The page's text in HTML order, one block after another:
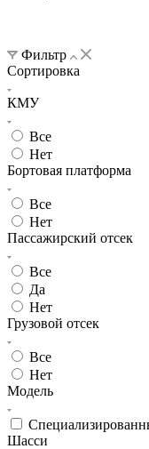
Фильтр
Сортировка
КМУ
Все
Нет
Бортовая платформа
Все
Нет
Пассажирский отсек
Все
Да
Нет
Грузовой отсек
Все
Нет
Модель
Шасси